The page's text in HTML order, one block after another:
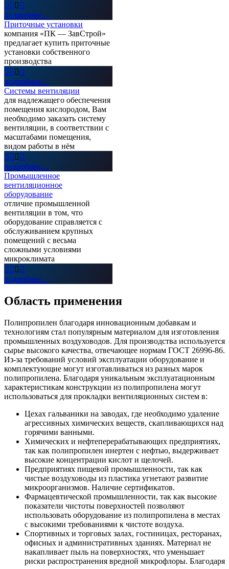
   
подробнее…
Приточные установки
компания «ПК — ЗавСтрой»
предлагает купить приточные
установки собственного
производства
   
подробнее…
Системы вентиляции
для надлежащего обеспечения
помещения кислородом, Вам
необходимо заказать систему
вентиляции, в соответствии с
масштабами помещения,
видом работы в нём
   
подробнее…
Промышленное
вентиляционное
оборудование
отличие промышленной
вентиляции в том, что
оборудование справляется с
обслуживанием крупных
помещений с весьма
сложными условиями
микроклимата
   
подробнее…
Область применения
Полипропилен благодаря инновационным добавкам и
технологиям стал популярным материалом для изготовления
промышленных воздуховодов. Для производства используется
сырье высокого качества, отвечающее нормам ГОСТ 26996-86.
Из-за требований условий эксплуатации оборудование и
комплектующие могут изготавливаться из разных марок
полипропилена. Благодаря уникальным эксплуатационным
характеристикам конструкции из полипропилена могут
использоваться для прокладки вентиляционных систем в:
Цехах гальваники на заводах, где необходимо удаление
агрессивных химических веществ, скапливающихся над
горячими ванными.
Химических и нефтеперерабатывающих предприятиях,
так как полипропилен инертен с нефтью, выдерживает
высокие концентрации кислот и щелочей.
Предприятиях пищевой промышленности, так как
чистые воздуховоды из пластика угнетают развитие
микроорганизмов. Наличие сертификатов.
Фармацевтической промышленности, так как высокие
показатели чистоты поверхностей позволяют
использовать оборудование из полипропилена в местах
с высокими требованиями к чистоте воздуха.
Спортивных и торговых залах, гостиницах, ресторанах,
офисных и административных зданиях. Материал не
накапливает пыль на поверхностях, что уменьшает
риски распространения вредной микрофлоры. Благодаря